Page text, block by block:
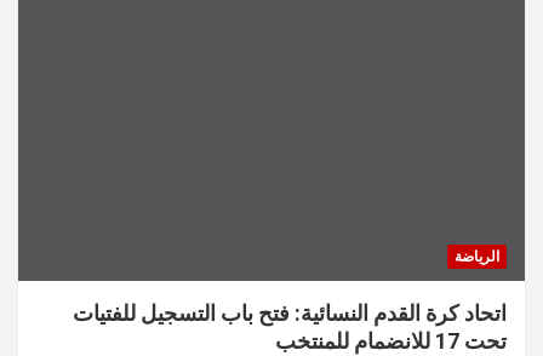
الرياضة
اتحاد كرة القدم النسائية: فتح باب التسجيل للفتيات
تحت 17 للانضمام للمنتخب